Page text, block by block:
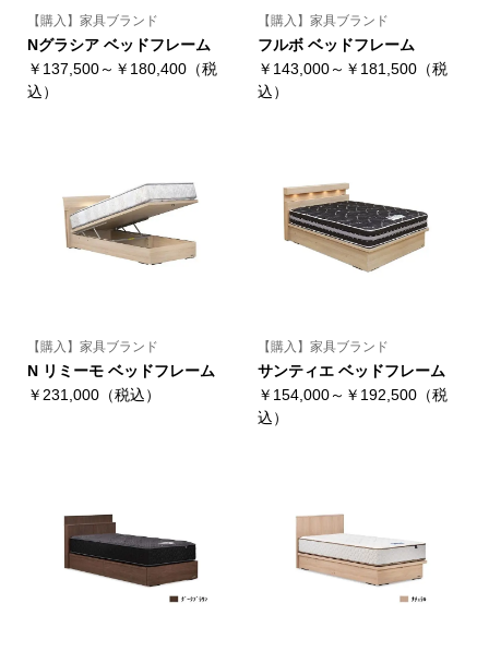
【購入】家具ブランド
Nグラシア ベッドフレーム
￥137,500～￥180,400（税
込）
【購入】家具ブランド
フルボ ベッドフレーム
￥143,000～￥181,500（税
込）
【購入】家具ブランド
N リミーモ ベッドフレーム
￥231,000（税込）
【購入】家具ブランド
サンティエ ベッドフレーム
￥154,000～￥192,500（税
込）